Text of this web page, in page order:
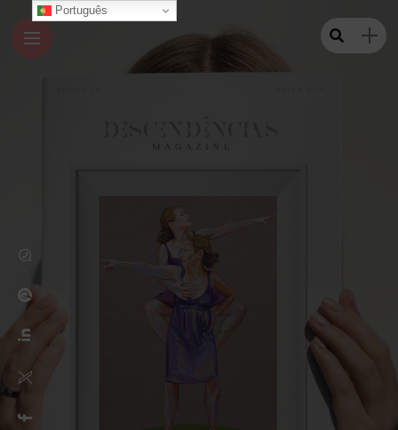
Português